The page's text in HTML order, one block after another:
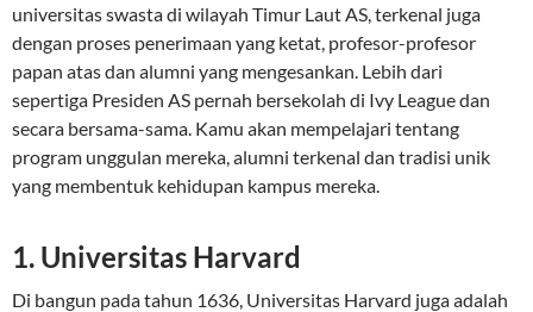
universitas swasta di wilayah Timur Laut AS, terkenal juga
dengan proses penerimaan yang ketat, profesor-profesor
papan atas dan alumni yang mengesankan. Lebih dari
sepertiga Presiden AS pernah bersekolah di Ivy League dan
secara bersama-sama. Kamu akan mempelajari tentang
program unggulan mereka, alumni terkenal dan tradisi unik
yang membentuk kehidupan kampus mereka.
1. Universitas Harvard
Di bangun pada tahun 1636, Universitas Harvard juga adalah